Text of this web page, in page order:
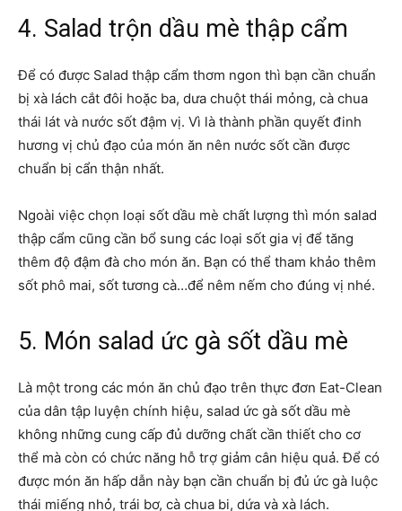
4. Salad trộn dầu mè thập cẩm
Để có được Salad thập cẩm thơm ngon thì bạn cần chuẩn
bị xà lách cắt đôi hoặc ba, dưa chuột thái mỏng, cà chua
thái lát và nước sốt đậm vị. Vì là thành phần quyết đinh
hương vị chủ đạo của món ăn nên nước sốt cần được
chuẩn bị cẩn thận nhất.
Ngoài việc chọn loại sốt dầu mè chất lượng thì món salad
thập cẩm cũng cần bổ sung các loại sốt gia vị để tăng
thêm độ đậm đà cho món ăn. Bạn có thể tham khảo thêm
sốt phô mai, sốt tương cà…để nêm nếm cho đúng vị nhé.
5. Món salad ức gà sốt dầu mè
Là một trong các món ăn chủ đạo trên thực đơn Eat-Clean
của dân tập luyện chính hiệu, salad ức gà sốt dầu mè
không những cung cấp đủ dưỡng chất cần thiết cho cơ
thể mà còn có chức năng hỗ trợ giảm cân hiệu quả. Để có
được món ăn hấp dẫn này bạn cần chuẩn bị đủ ức gà luộc
thái miếng nhỏ, trái bơ, cà chua bi, dứa và xà lách.